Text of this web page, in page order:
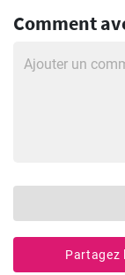
Comment
Partagez